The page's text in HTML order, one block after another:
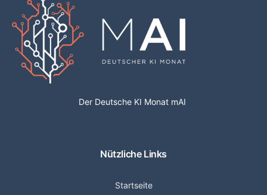
Der Deutsche KI Monat mAI
Nützliche Links
Startseite